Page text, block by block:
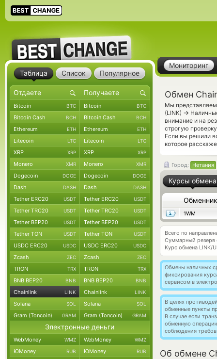
Мониторинг
Обмен
Мы представляем
(LINK) →
внимание и на
строгую
Если вы решили
которое
Город: Нетания
Курсы обмена
Обменник
1WM
Всего по
Суммарный резерв
Курс обмена LINK/
Обмены наличных
фиксирования
сервисом в
В целях
обменные пункты
В случае если
обменную
соблюдения
Об обмене
Таблица Список Популярное
Bitcoin BTC Bitcoin BTC
Bitcoin Cash BCH Bitcoin Cash BCH
Ethereum ETH Ethereum ETH
Litecoin LTC Litecoin LTC
XRP XRP XRP XRP
Monero XMR Monero XMR
Dogecoin DOGE Dogecoin DOGE
Dash DASH Dash DASH
Tether ERC20 USDT Tether ERC20 USDT
Tether TRC20 USDT Tether TRC20 USDT
Tether BEP20 USDT Tether BEP20 USDT
Tether TON USDT Tether TON USDT
USDC ERC20 USDC USDC ERC20 USDC
Zcash ZEC Zcash ZEC
TRON TRX TRON TRX
BNB BEP20 BNB BNB BEP20 BNB
Chainlink LINK Chainlink LINK
Solana SOL Solana SOL
Gram (Toncoin) GRAM Gram (Toncoin) GRAM
Электронные деньги
WebMoney WMZ WebMoney WMZ
ЮMoney RUB ЮMoney RUB